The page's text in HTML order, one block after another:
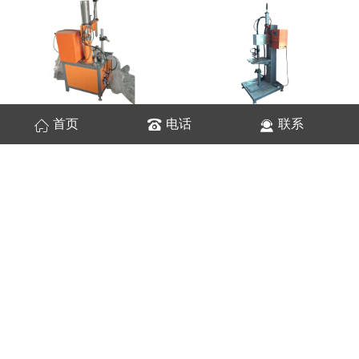
环缝焊机 立式转枪型环缝焊机
首页 电话 联系